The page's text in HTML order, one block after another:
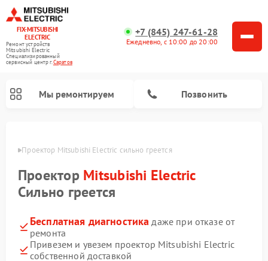
FIX-MITSUBISHI
ELECTRIC
Ремонт устройств
Mitsubishi Electric
Специализированный
cервисный центр г.Саратов
+7 (845) 247-61-28
Ежедневно, с 10:00 до 20:00
Мы ремонтируем Позвонить
Проектор Mitsubishi Electric сильно греется
Проектор Mitsubishi Electric
Сильно греется
Бесплатная диагностика даже при отказе от
ремонта
Привезем и увезем проектор Mitsubishi Electric
собственной доставкой